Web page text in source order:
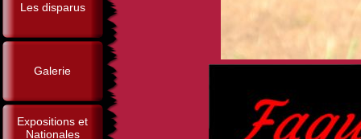
Les disparus
Galerie
Expositions et
Nationales